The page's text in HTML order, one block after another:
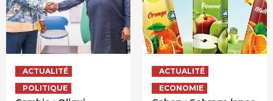
ACTUALITÉ
POLITIQUE
ACTUALITÉ
ECONOMIE